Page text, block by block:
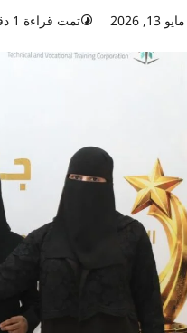
مايو 13, 2026 تمت قراءة 1 دقيقة